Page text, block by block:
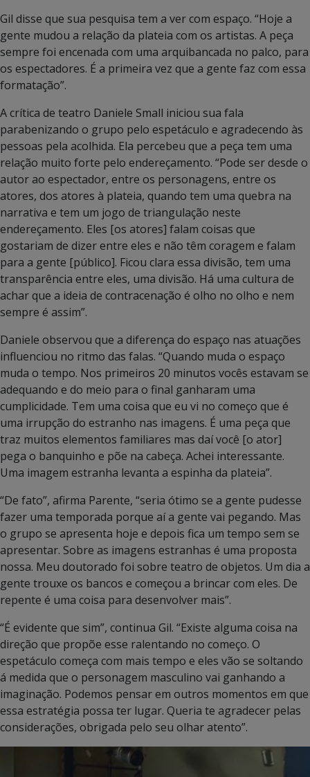
Gil disse que sua pesquisa tem a ver com espaço. “Hoje a
gente mudou a relação da plateia com os artistas. A peça
sempre foi encenada com uma arquibancada no palco, para
os espectadores. É a primeira vez que a gente faz com essa
formatação”.
A crítica de teatro Daniele Small iniciou sua fala
parabenizando o grupo pelo espetáculo e agradecendo às
pessoas pela acolhida. Ela percebeu que a peça tem uma
relação muito forte pelo endereçamento. “Pode ser desde o
autor ao espectador, entre os personagens, entre os
atores, dos atores à plateia, quando tem uma quebra na
narrativa e tem um jogo de triangulação neste
endereçamento. Eles [os atores] falam coisas que
gostariam de dizer entre eles e não têm coragem e falam
para a gente [público]. Ficou clara essa divisão, tem uma
transparência entre eles, uma divisão. Há uma cultura de
achar que a ideia de contracenação é olho no olho e nem
sempre é assim”.
Daniele observou que a diferença do espaço nas atuações
influenciou no ritmo das falas. “Quando muda o espaço
muda o tempo. Nos primeiros 20 minutos vocês estavam se
adequando e do meio para o final ganharam uma
cumplicidade. Tem uma coisa que eu vi no começo que é
uma irrupção do estranho nas imagens. É uma peça que
traz muitos elementos familiares mas daí você [o ator]
pega o banquinho e põe na cabeça. Achei interessante.
Uma imagem estranha levanta a espinha da plateia”.
“De fato”, afirma Parente, “seria ótimo se a gente pudesse
fazer uma temporada porque aí a gente vai pegando. Mas
o grupo se apresenta hoje e depois fica um tempo sem se
apresentar. Sobre as imagens estranhas é uma proposta
nossa. Meu doutorado foi sobre teatro de objetos. Um dia a
gente trouxe os bancos e começou a brincar com eles. De
repente é uma coisa para desenvolver mais”.
“É evidente que sim”, continua Gil. “Existe alguma coisa na
direção que propõe esse ralentando no começo. O
espetáculo começa com mais tempo e eles vão se soltando
á medida que o personagem masculino vai ganhando a
imaginação. Podemos pensar em outros momentos em que
essa estratégia possa ter lugar. Queria te agradecer pelas
considerações, obrigada pelo seu olhar atento”.